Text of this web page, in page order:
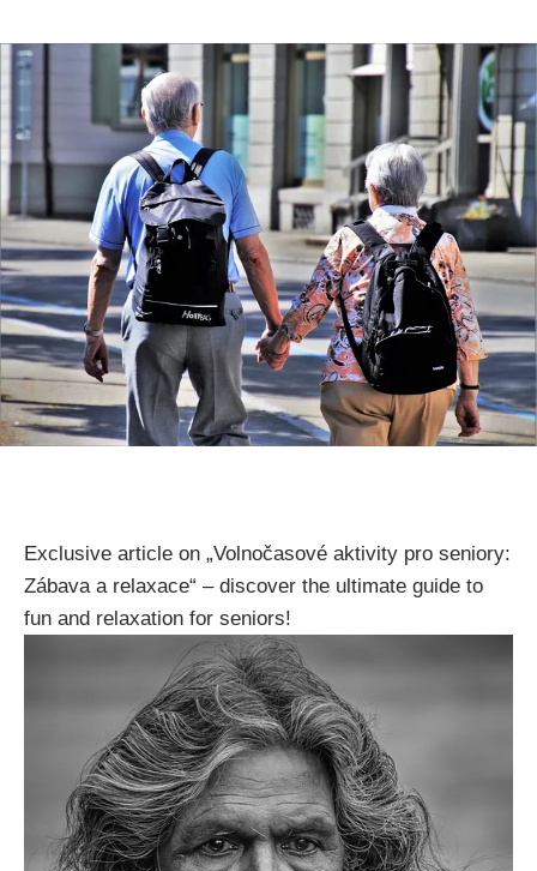
Exclusive article on „Volnočasové aktivity pro seniory:
Zábava a relaxace“ – discover the ultimate guide to
fun and relaxation for seniors!